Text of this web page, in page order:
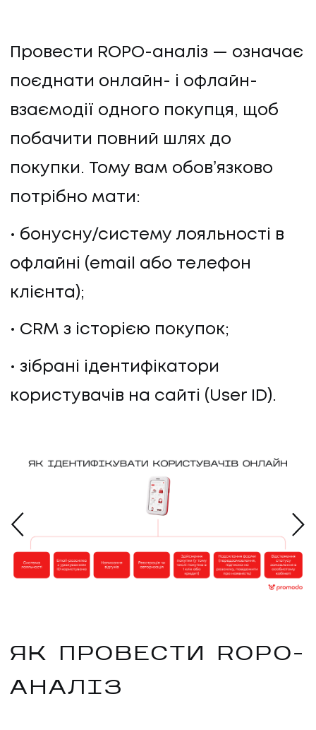
Провести ROPO-аналіз — означає
поєднати онлайн- і офлайн-
взаємодії одного покупця, щоб
побачити повний шлях до
покупки. Тому вам обовʼязково
потрібно мати:
бонусну/систему лояльності в
офлайні (email або телефон
клієнта);
CRM з історією покупок;
зібрані ідентифікатори
користувачів на сайті (User ID).
ЯК ПРОВЕСТИ ROPO-
АНАЛІЗ